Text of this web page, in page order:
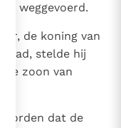
weggevoerd.
de koning van
had, stelde hij
de zoon van
dat de